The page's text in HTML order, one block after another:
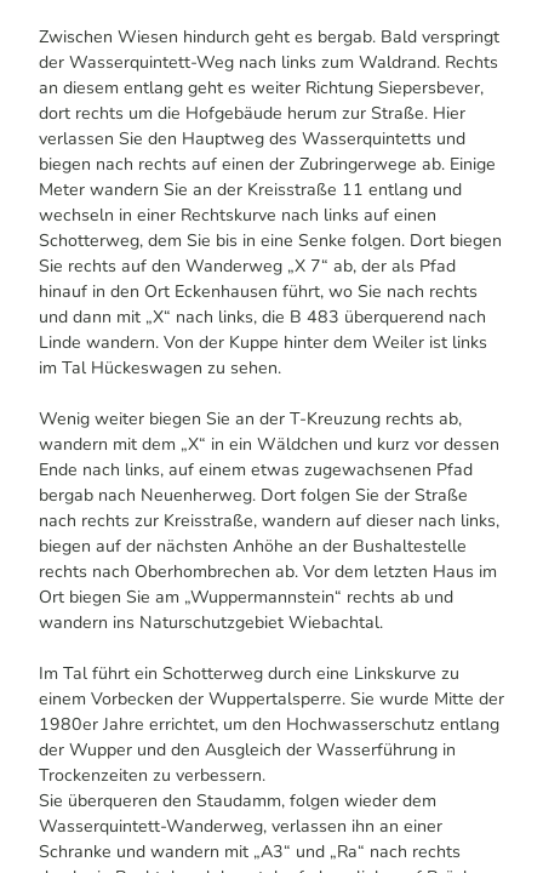
Zwischen Wiesen hindurch geht es bergab. Bald verspringt
der Wasserquintett-Weg nach links zum Waldrand. Rechts
an diesem entlang geht es weiter Richtung Siepersbever,
dort rechts um die Hofgebäude herum zur Straße. Hier
verlassen Sie den Hauptweg des Wasserquintetts und
biegen nach rechts auf einen der Zubringerwege ab. Einige
Meter wandern Sie an der Kreisstraße 11 entlang und
wechseln in einer Rechtskurve nach links auf einen
Schotterweg, dem Sie bis in eine Senke folgen. Dort biegen
Sie rechts auf den Wanderweg „X 7“ ab, der als Pfad
hinauf in den Ort Eckenhausen führt, wo Sie nach rechts
und dann mit „X“ nach links, die B 483 überquerend nach
Linde wandern. Von der Kuppe hinter dem Weiler ist links
im Tal Hückeswagen zu sehen.
Wenig weiter biegen Sie an der T-Kreuzung rechts ab,
wandern mit dem „X“ in ein Wäldchen und kurz vor dessen
Ende nach links, auf einem etwas zugewachsenen Pfad
bergab nach Neuenherweg. Dort folgen Sie der Straße
nach rechts zur Kreisstraße, wandern auf dieser nach links,
biegen auf der nächsten Anhöhe an der Bushaltestelle
rechts nach Oberhombrechen ab. Vor dem letzten Haus im
Ort biegen Sie am „Wuppermannstein“ rechts ab und
wandern ins Naturschutzgebiet Wiebachtal.
Im Tal führt ein Schotterweg durch eine Linkskurve zu
einem Vorbecken der Wuppertalsperre. Sie wurde Mitte der
1980er Jahre errichtet, um den Hochwasserschutz entlang
der Wupper und den Ausgleich der Wasserführung in
Trockenzeiten zu verbessern.
Sie überqueren den Staudamm, folgen wieder dem
Wasserquintett-Wanderweg, verlassen ihn an einer
Schranke und wandern mit „A3“ und „Ra“ nach rechts